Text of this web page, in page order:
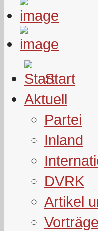
Start
Aktuell
Partei
Inland
DVRK
Artikel
Vorträge